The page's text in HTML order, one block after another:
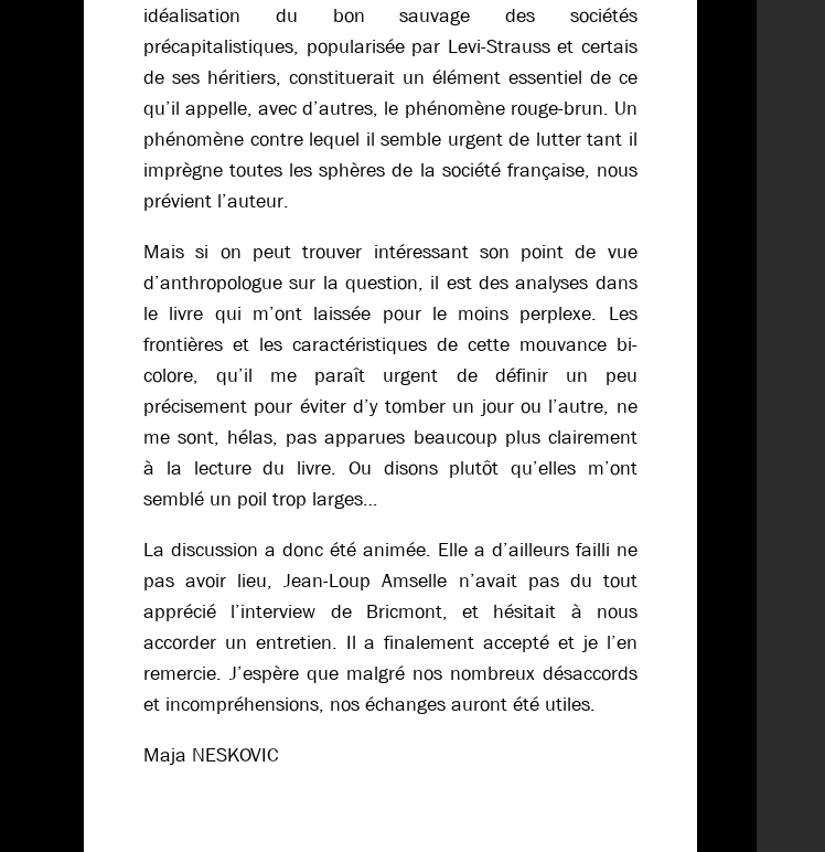
idéalisation du bon sauvage des sociétés
précapitalistiques, popularisée par Levi-Strauss et certais
de ses héritiers, constituerait un élément essentiel de ce
qu’il appelle, avec d’autres, le phénomène rouge-brun. Un
phénomène contre lequel il semble urgent de lutter tant il
imprègne toutes les sphères de la société française, nous
prévient l’auteur.
Mais si on peut trouver intéressant son point de vue
d’anthropologue sur la question, il est des analyses dans
le livre qui m’ont laissée pour le moins perplexe. Les
frontières et les caractéristiques de cette mouvance bi-
colore, qu’il me paraît urgent de définir un peu
précisement pour éviter d’y tomber un jour ou l’autre, ne
me sont, hélas, pas apparues beaucoup plus clairement
à la lecture du livre. Ou disons plutôt qu’elles m’ont
semblé un poil trop larges…
La discussion a donc été animée. Elle a d’ailleurs failli ne
pas avoir lieu, Jean-Loup Amselle n’avait pas du tout
apprécié l’interview de Bricmont, et hésitait à nous
accorder un entretien. Il a finalement accepté et je l’en
remercie. J’espère que malgré nos nombreux désaccords
et incompréhensions, nos échanges auront été utiles.
Maja NESKOVIC